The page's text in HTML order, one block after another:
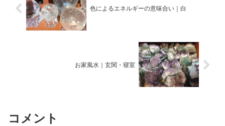
色によるエネルギーの意味合い｜白
お家風水｜玄関・寝室
コメント